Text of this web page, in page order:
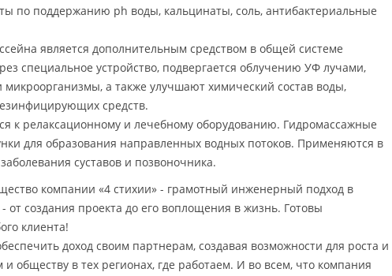
по поддержанию рh воды, кальцинаты, соль, антибактериальные
является дополнительным средством в общей системе
специальное устройство, подвергается облучению УФ лучами,
микроорганизмы, а также улучшают химический состав воды,
средств.
к релаксационному и лечебному оборудованию. Гидромассажные
для образования направленных водных потоков. Применяются в
суставов и позвоночника.
компании «4 стихии» - грамотный инженерный подход в
от создания проекта до его воплощения в жизнь. Готовы
клиента!
доход своим партнерам, создавая возможности для роста и
обществу в тех регионах, где работаем. И во всем, что компания